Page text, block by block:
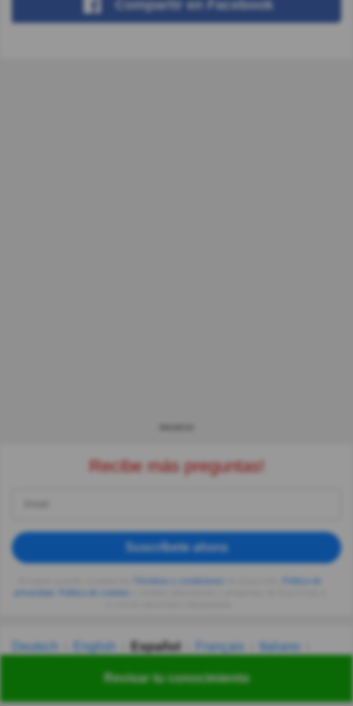
Revisar tu conocimiento
Compartir en Facebook
Recibe más preguntas!
Suscríbete ahora
privacidad
Deutsch English Español Français
Italiano
Українська हिन्दी 한국어 汉语